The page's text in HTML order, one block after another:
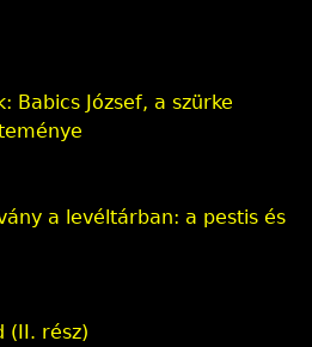
Babics József, a szürke
a levéltárban: a pestis és
(II. rész)